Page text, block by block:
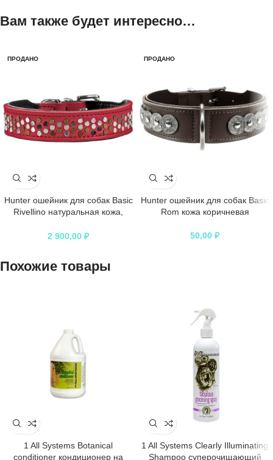
Вам также будет интересно…
ПРОДАНО
Hunter ошейник для собак Basic
Rivellino натуральная кожа,
2 900,00 ₽
ПРОДАНО
Hunter ошейник для собак Basic
Rom кожа коричневая
50,00 ₽
Похожие товары
1 All Systems Botanical
conditioner кондиционер на
1 All Systems Clearly Illuminating
Shampoo суперочищающий